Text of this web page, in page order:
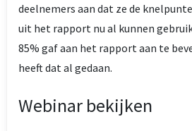
deelnemers aan dat ze de
uit het rapport nu al kunnen
85% gaf aan het rapport aan te
heeft dat al gedaan.
Webinar bekijken